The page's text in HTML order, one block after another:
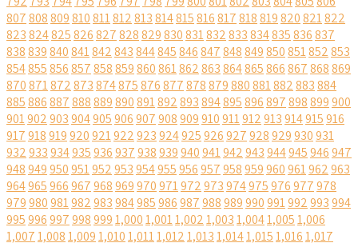
807808809810811812813814815816817818819820821822
823824825826827828829830831832833834835836837
838839840841842843844845846847848849850851852853
854855856857858859860861862863864865866867868869
870871872873874875876877878879880881882883884
885886887888889890891892893894895896897898899900
901902903904905906907908909910911912913914915916
917918919920921922923924925926927928929930931
932933934935936937938939940941942943944945946947
948949950951952953954955956957958959960961962963
964965966967968969970971972973974975976977978
979980981982983984985986987988989990991992993994
9959969979989991,0001,0011,0021,0031,0041,0051,006
1,0071,0081,0091,0101,0111,0121,0131,0141,0151,0161,017